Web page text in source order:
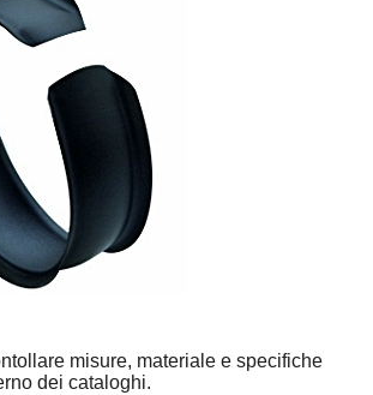
misure, materiale e specifiche
dei cataloghi.